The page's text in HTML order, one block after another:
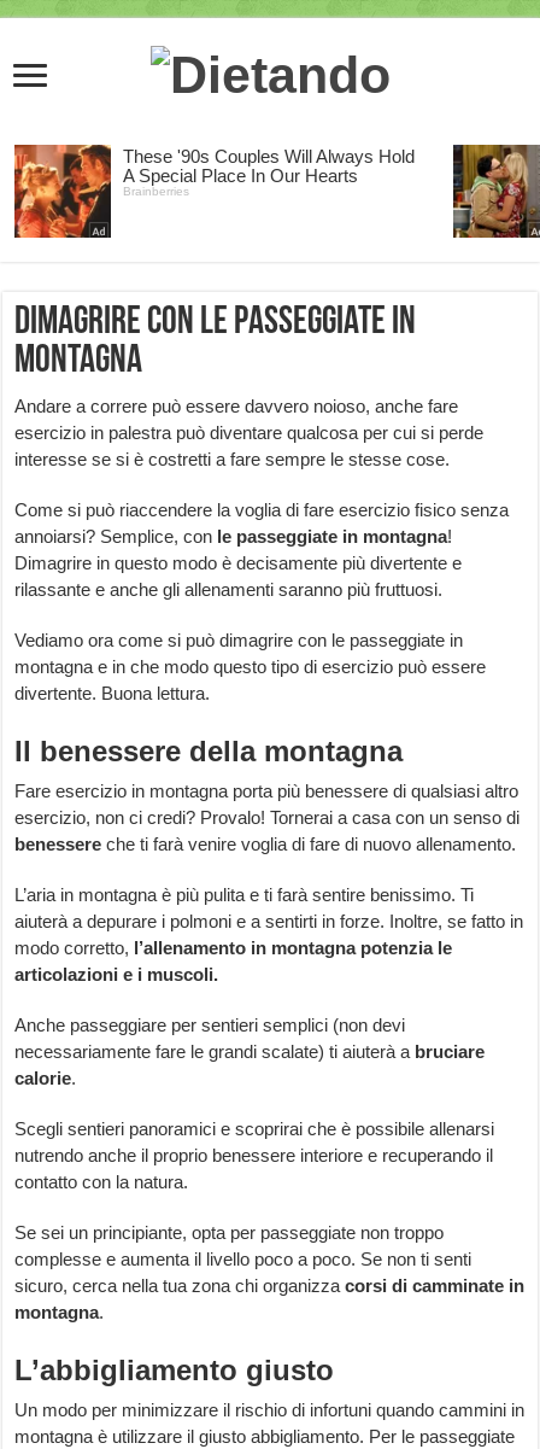
Dimagrire con le passeggiate in
montagna
Andare a correre può essere davvero noioso, anche fare
esercizio in palestra può diventare qualcosa per cui si perde
interesse se si è costretti a fare sempre le stesse cose.
Come si può riaccendere la voglia di fare esercizio fisico senza
annoiarsi? Semplice, con le passeggiate in montagna!
Dimagrire in questo modo è decisamente più divertente e
rilassante e anche gli allenamenti saranno più fruttuosi.
Vediamo ora come si può dimagrire con le passeggiate in
montagna e in che modo questo tipo di esercizio può essere
divertente. Buona lettura.
Il benessere della montagna
Fare esercizio in montagna porta più benessere di qualsiasi altro
esercizio, non ci credi? Provalo! Tornerai a casa con un senso di
benessere che ti farà venire voglia di fare di nuovo allenamento.
L’aria in montagna è più pulita e ti farà sentire benissimo. Ti
aiuterà a depurare i polmoni e a sentirti in forze. Inoltre, se fatto in
modo corretto, l’allenamento in montagna potenzia le
articolazioni e i muscoli.
Anche passeggiare per sentieri semplici (non devi
necessariamente fare le grandi scalate) ti aiuterà a bruciare
calorie.
Scegli sentieri panoramici e scoprirai che è possibile allenarsi
nutrendo anche il proprio benessere interiore e recuperando il
contatto con la natura.
Se sei un principiante, opta per passeggiate non troppo
complesse e aumenta il livello poco a poco. Se non ti senti
sicuro, cerca nella tua zona chi organizzacorsi di camminate in
montagna.
L’abbigliamento giusto
Un modo per minimizzare il rischio di infortuni quando cammini in
montagna è utilizzare il giusto abbigliamento. Per le passeggiate